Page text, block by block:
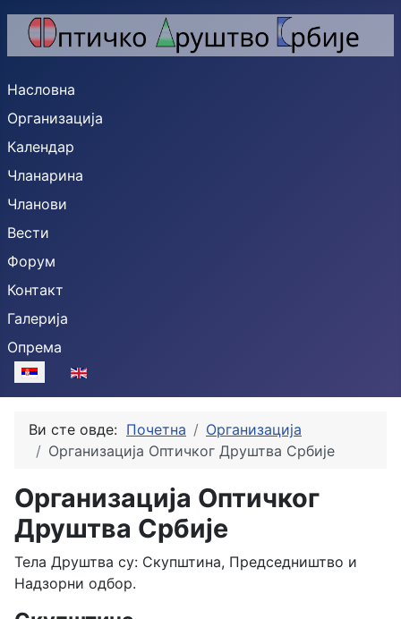
Насловна
Организација
Календар
Чланарина
Чланови
Вести
Форум
Контакт
Галерија
Опрема
Изаберите ваш језик
Ви сте овде: Почетна
Организација
Организација Оптичког Друштва Србије
Организација Оптичког
Друштва Србије
Тела Друштва су: Скупштина, Председништво и
Надзорни одбор.